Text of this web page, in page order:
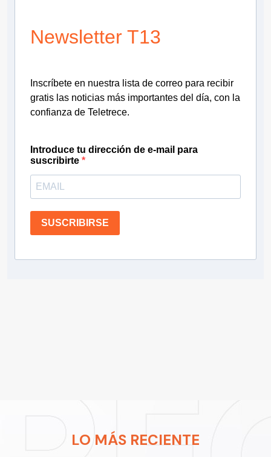
Newsletter T13
Inscríbete en nuestra lista de correo para recibir
gratis las noticias más importantes del día, con la
confianza de Teletrece.
Introduce tu dirección de e-mail para
suscribirte
SUSCRIBIRSE
LO MÁS RECIENTE